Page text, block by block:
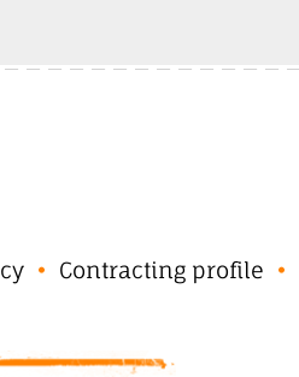
Contracting profile